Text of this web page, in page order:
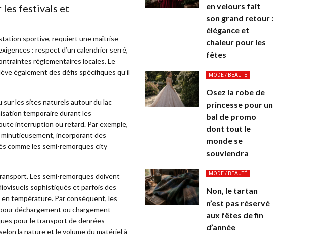
les festivals et
sportive, requiert une maîtrise
: respect d’un calendrier serré,
réglementaires locales. Le
également des défis spécifiques qu’il
sur les sites naturels autour du lac
temporaire durant les
interruption ou retard. Par exemple,
incorporant des
comme les semi-remorques city
Les semi-remorques doivent
sophistiqués et parfois des
température. Par conséquent, les
déchargement ou chargement
pour le transport de denrées
la nature et le volume du matériel à
en velours fait
son grand retour :
élégance et
chaleur pour les
fêtes
MODE / BEAUTÉ
Osez la robe de
princesse pour un
bal de promo
dont tout le
monde se
souviendra
MODE / BEAUTÉ
Non, le tartan
n’est pas réservé
aux fêtes de fin
d’année